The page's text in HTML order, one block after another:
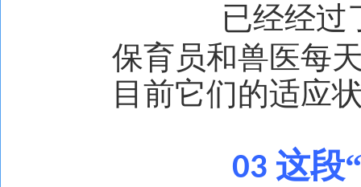
已经经过
保育员和兽医每
目前它们的适应
03 这段